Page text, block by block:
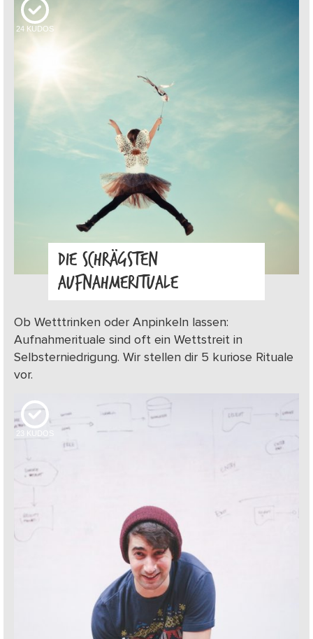
24 KUDOS
DIE SCHRÄGSTEN
AUFNAHMERITUALE
Ob Wetttrinken oder Anpinkeln lassen:
Aufnahmerituale sind oft ein Wettstreit in
Selbsterniedrigung. Wir stellen dir 5 kuriose Rituale
vor.
23 KUDOS